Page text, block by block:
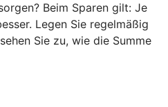
Beim Sparen gilt: Je
Legen Sie regelmäßig
Sie zu, wie die Summe